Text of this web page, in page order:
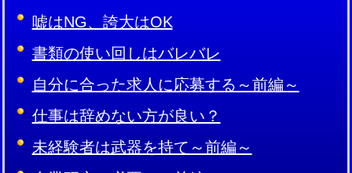
嘘はNG、誇大はOK
書類の使い回しはバレバレ
自分に合った求人に応募する～前編～
仕事は辞めない方が良い？
未経験者は武器を持て～前編～